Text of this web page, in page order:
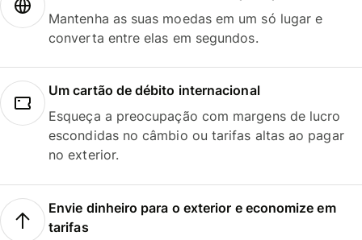
Mantenha as suas moedas em um só lugar e
converta entre elas em segundos.
Um cartão de débito internacional
Esqueça a preocupação com margens de lucro
escondidas no câmbio ou tarifas altas ao pagar
no exterior.
Envie dinheiro para o exterior e economize em
tarifas